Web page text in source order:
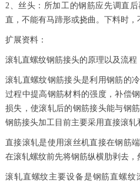
2、丝头：所加工的钢筋应先调直
直，不能有马蹄形或挠曲。下料时，
扩展资料：
滚轧直螺纹钢筋接头的原理以及流程
滚轧直螺纹钢筋接头是利用钢筋的
过程中提高钢筋材料的强度，补偿
损失，使滚轧后的钢筋接头能与钢
钢筋接头加工目前主要采用直接滚轧
直接滚轧是使用滚丝机直接在钢筋
在滚轧螺纹前先将钢筋纵横肋剥去，
滚轧直螺纹主要设备是钢筋直螺